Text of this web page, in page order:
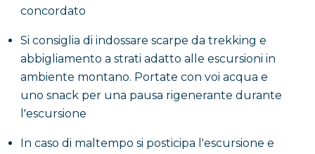
concordato
Si consiglia di indossare scarpe da trekking e
abbigliamento a strati adatto alle escursioni in
ambiente montano. Portate con voi acqua e
uno snack per una pausa rigenerante durante
l'escursione
In caso di maltempo si posticipa l'escursione e